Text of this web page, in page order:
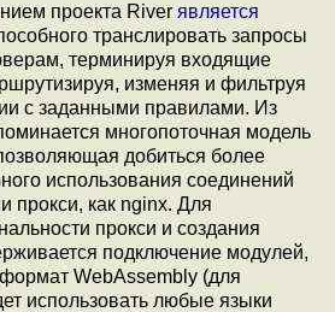
проекта River является
транслировать запросы
терминируя входящие
изменяя и фильтруя
с заданными правилами. Из
многопоточная модель
добиться более
использования соединений
прокси, как nginx. Для
прокси и создания
подключение модулей,
WebAssembly (для
использовать любые языки